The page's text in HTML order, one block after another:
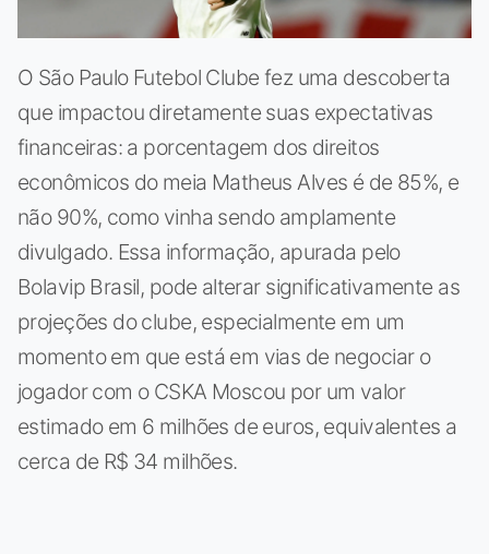
O São Paulo Futebol Clube fez uma descoberta
que impactou diretamente suas expectativas
financeiras: a porcentagem dos direitos
econômicos do meia Matheus Alves é de 85%, e
não 90%, como vinha sendo amplamente
divulgado. Essa informação, apurada pelo
Bolavip Brasil, pode alterar significativamente as
projeções do clube, especialmente em um
momento em que está em vias de negociar o
jogador com o CSKA Moscou por um valor
estimado em 6 milhões de euros, equivalentes a
cerca de R$ 34 milhões.